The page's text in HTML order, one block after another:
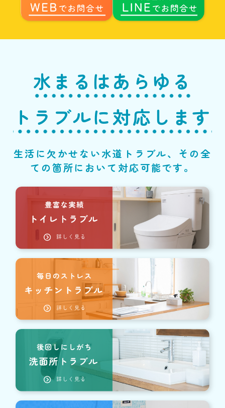
水まるはあらゆる
トラブルに対応します
生活に欠かせない水道トラブル、その全
ての箇所において対応可能です。